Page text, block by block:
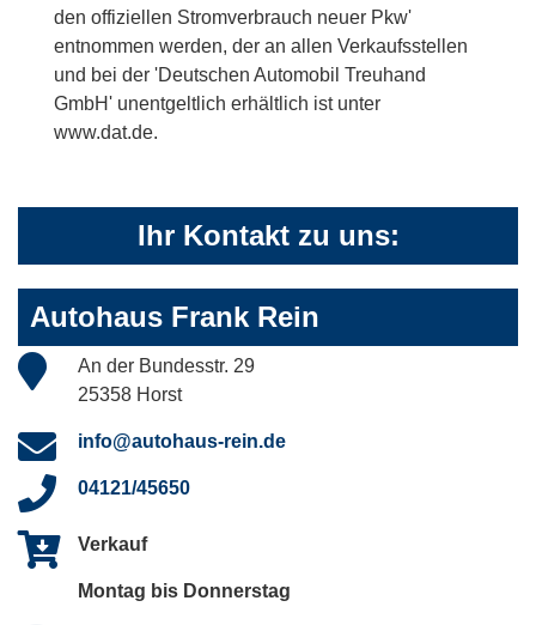
den offiziellen Stromverbrauch neuer Pkw'
entnommen werden, der an allen Verkaufsstellen
und bei der 'Deutschen Automobil Treuhand
GmbH' unentgeltlich erhältlich ist unter
www.dat.de.
Ihr Kontakt zu uns:
Autohaus Frank Rein
An der Bundesstr. 29
25358 Horst
info@autohaus-rein.de
04121/45650
Verkauf
Montag bis Donnerstag